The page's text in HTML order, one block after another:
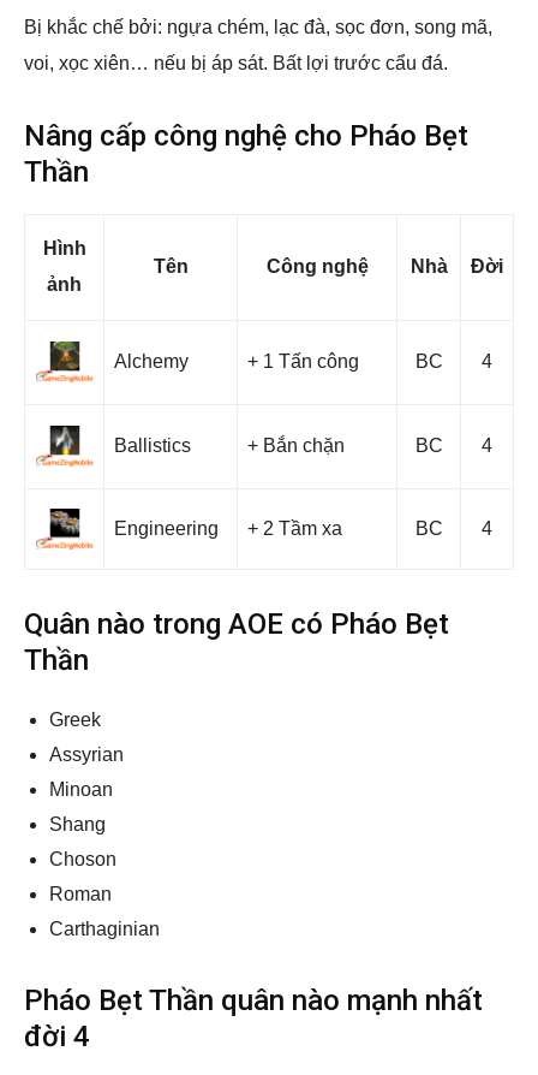
Bị khắc chế bởi: ngựa chém, lạc đà, sọc đơn, song mã,
voi, xọc xiên… nếu bị áp sát. Bất lợi trước cẩu đá.
Nâng cấp công nghệ cho Pháo Bẹt
Thần
Hình
ảnh
Tên Công nghệ Nhà Đời
Alchemy + 1 Tấn công BC 4
Ballistics + Bắn chặn BC 4
Engineering + 2 Tầm xa BC 4
Quân nào trong AOE có Pháo Bẹt
Thần
Greek
Assyrian
Minoan
Shang
Choson
Roman
Carthaginian
Pháo Bẹt Thần quân nào mạnh nhất
đời 4